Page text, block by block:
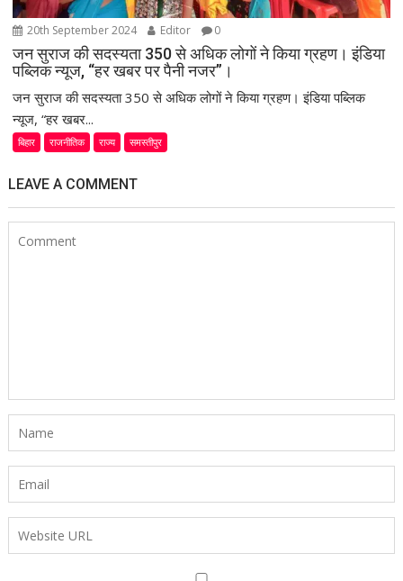
20th September 2024 Editor 0
जन सुराज की सदस्यता 350 से अधिक लोगों ने किया ग्रहण। इंडिया
पब्लिक न्यूज, “हर खबर पर पैनी नजर”।
जन सुराज की सदस्यता 350 से अधिक लोगों ने किया ग्रहण। इंडिया पब्लिक
न्यूज, “हर खबर...
बिहार राजनीतिक राज्य समस्तीपुर
LEAVE A COMMENT